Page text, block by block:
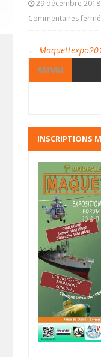
29 décembre 2018
Commentaires
←
AMV83
INSCRIPTIONS